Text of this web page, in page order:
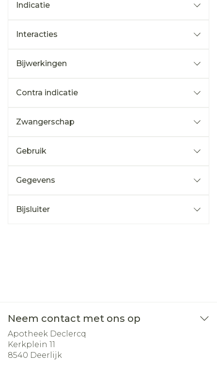
Indicatie
Interacties
Bijwerkingen
Contra indicatie
Zwangerschap
Gebruik
Gegevens
Bijsluiter
Neem contact met ons op
Apotheek Declercq
Kerkplein 11
8540 Deerlijk